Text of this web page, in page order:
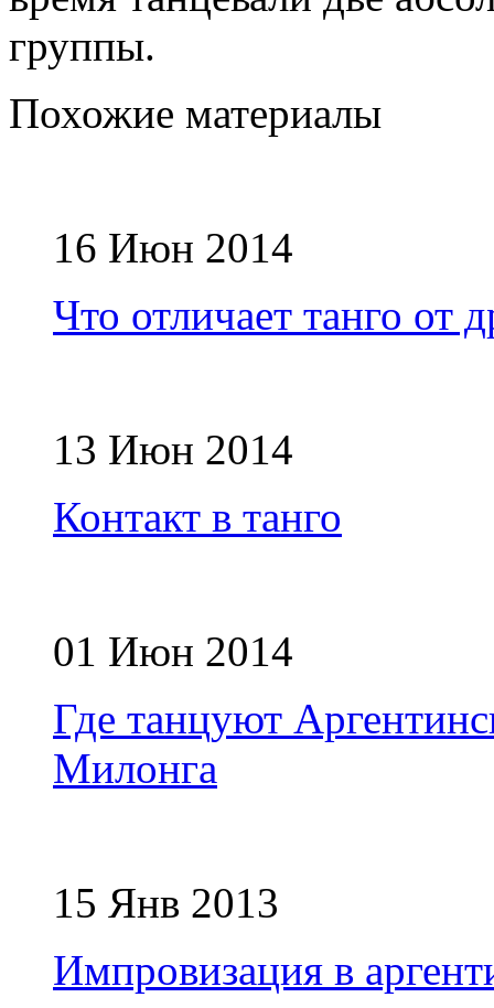
группы.
Похожие материалы
16 Июн 2014
Что отличает танго от
13 Июн 2014
Контакт в танго
01 Июн 2014
Где танцуют
Милонга
15 Янв 2013
Импровизация в